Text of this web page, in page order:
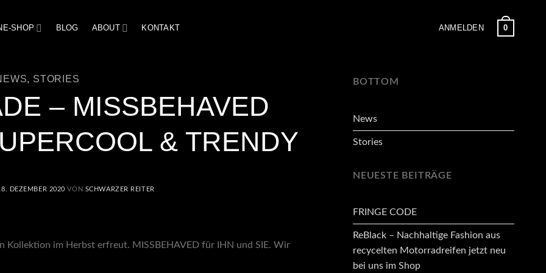
SHOP BLOG ABOUT KONTAKT ANMELDEN 0
, STORIES
– MISSBEHAVED
& TRENDY
DEZEMBER 2020 VON SCHWARZER REITER
im Herbst erfreut. MISSBEHAVED für IHN und SIE. Wir
BOTTOM
News
Stories
NEUESTE BEITRÄGE
FRINGE CODE
ReBlack – Nachhaltige Fashion aus
recycelten Motorradreifen jetzt neu
bei uns im Shop